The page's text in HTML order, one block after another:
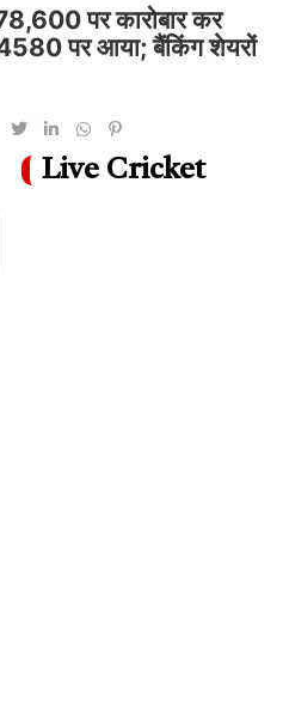
पर कारोबार कर
पर आया; बैंकिंग शेयरों
Live Cricket